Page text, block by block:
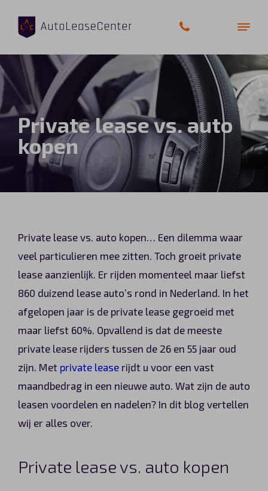
Private lease vs. auto
kopen
Private lease vs. auto kopen… Een dilemma waar
veel particulieren mee zitten. Toch groeit private
lease aanzienlijk. Er rijden momenteel maar liefst
860 duizend lease auto’s rond in Nederland. In het
afgelopen jaar is de private lease gegroeid met
maar liefst 60%. Opvallend is dat de meeste
private lease rijders tussen de 26 en 55 jaar oud
zijn. Met private lease rijdt u voor een vast
maandbedrag in een nieuwe auto. Wat zijn de auto
leasen voordelen en nadelen? In dit blog vertellen
wij er alles over.
Private lease vs. auto kopen
Zakelijke auto’s
Bedrijfswagens
Elektrische auto’s
Wagenparkbeheer
Shortlease
Vragen?
Over ons
Contact